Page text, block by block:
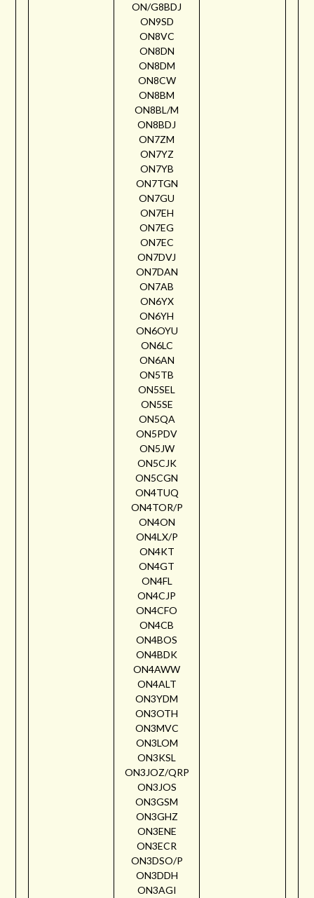
ON/G8BDJ
ON9SD
ON8VC
ON8DN
ON8DM
ON8CW
ON8BM
ON8BL/M
ON8BDJ
ON7ZM
ON7YZ
ON7YB
ON7TGN
ON7GU
ON7EH
ON7EG
ON7EC
ON7DVJ
ON7DAN
ON7AB
ON6YX
ON6YH
ON6OYU
ON6LC
ON6AN
ON5TB
ON5SEL
ON5SE
ON5QA
ON5PDV
ON5JW
ON5CJK
ON5CGN
ON4TUQ
ON4TOR/P
ON4ON
ON4LX/P
ON4KT
ON4GT
ON4FL
ON4CJP
ON4CFO
ON4CB
ON4BOS
ON4BDK
ON4AWW
ON4ALT
ON3YDM
ON3OTH
ON3MVC
ON3LOM
ON3KSL
ON3JOZ/QRP
ON3JOS
ON3GSM
ON3GHZ
ON3ENE
ON3ECR
ON3DSO/P
ON3DDH
ON3AGI